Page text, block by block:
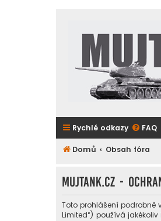
Rychlé odkazy FAQ
Domů Obsah fóra
mujtank.cz -
Toto prohlášení podrobně
Limited“) používá